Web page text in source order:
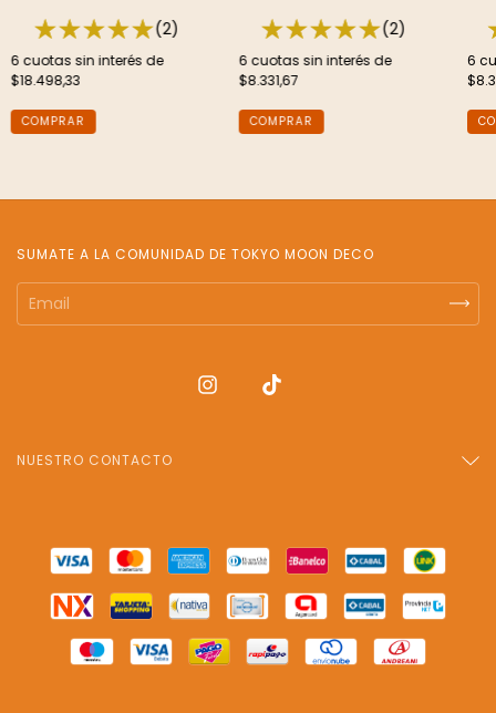
(2)
6 cuotas sin interés de
$18.498,33
(2)
6 cuotas sin interés de
$8.331,67
COMPRAR
6
SUMATE A LA COMUNIDAD DE TOKYO MOON DECO
NUESTRO CONTACTO